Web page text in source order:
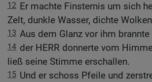
12 Er machte Finsternis um sich
Zelt, dunkle Wasser, dichte
13 Aus dem Glanz vor ihm brannte
14 der HERR donnerte vom
ließ seine Stimme erschallen.
15 Und er schoss Pfeile und